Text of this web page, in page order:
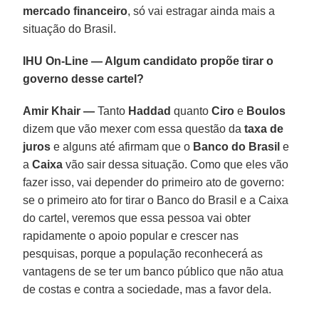
mercado financeiro, só vai estragar ainda mais a
situação do Brasil.
IHU On-Line — Algum candidato propõe tirar o
governo desse cartel?
Amir Khair — Tanto Haddad quantoCiro e Boulos
dizem que vão mexer com essa questão dataxa de
juros e alguns até afirmam que o Banco do Brasil e
aCaixa vão sair dessa situação. Como que eles vão
fazer isso, vai depender do primeiro ato de governo:
se o primeiro ato for tirar o Banco do Brasil e a Caixa
do cartel, veremos que essa pessoa vai obter
rapidamente o apoio popular e crescer nas
pesquisas, porque a população reconhecerá as
vantagens de se ter um banco público que não atua
de costas e contra a sociedade, mas a favor dela.